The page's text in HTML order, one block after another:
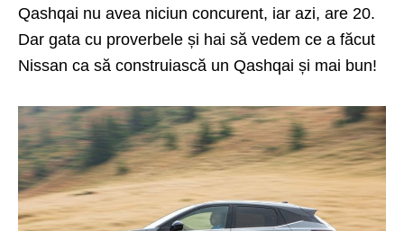
Qashqai nu avea niciun concurent, iar azi, are 20.
Dar gata cu proverbele și hai să vedem ce a făcut
Nissan ca să construiască un Qashqai și mai bun!